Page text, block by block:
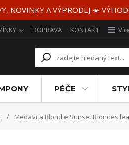
NOVINKY A VÝPRODEJ ☀️
DOPRAVA KONTAKT
PÉČE
Medavita Blondie Sunset Blondes